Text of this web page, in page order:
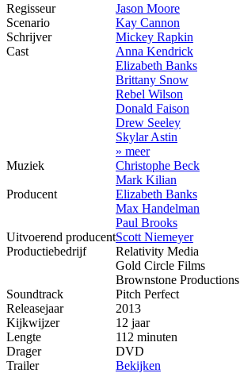
Regisseur
Jason Moore
Scenario
Kay Cannon
Schrijver
Mickey Rapkin
Cast
Anna Kendrick
Elizabeth Banks
Brittany Snow
Rebel Wilson
Donald Faison
Drew Seeley
Skylar Astin
» meer
Muziek
Christophe Beck
Mark Kilian
Producent
Elizabeth Banks
Max Handelman
Paul Brooks
Uitvoerend producentScott Niemeyer
Productiebedrijf
Relativity Media
Gold Circle Films
Brownstone Productions
Soundtrack
Pitch Perfect
Releasejaar
2013
Kijkwijzer
12 jaar
Lengte
112 minuten
Drager
DVD
Trailer
Bekijken